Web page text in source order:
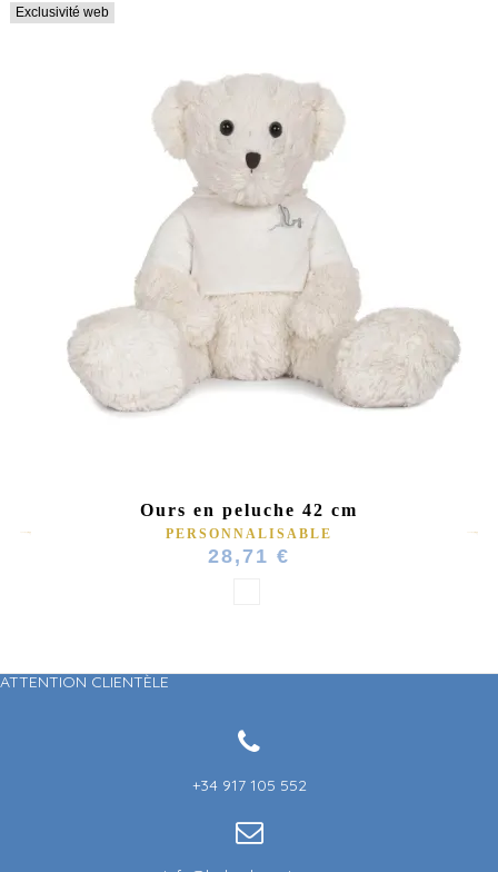
(1 avis)
Exclusivité web
Ours en peluche 42 cm
PERSONNALISABLE
28,71 €
ATTENTION CLIENTÈLE
+34 917 105 552